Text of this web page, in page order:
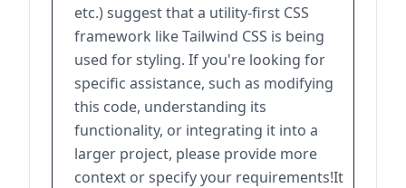
etc.) suggest that a utility-first CSS
framework like Tailwind CSS is being
used for styling. If you're looking for
specific assistance, such as modifying
this code, understanding its
functionality, or integrating it into a
larger project, please provide more
context or specify your requirements!It